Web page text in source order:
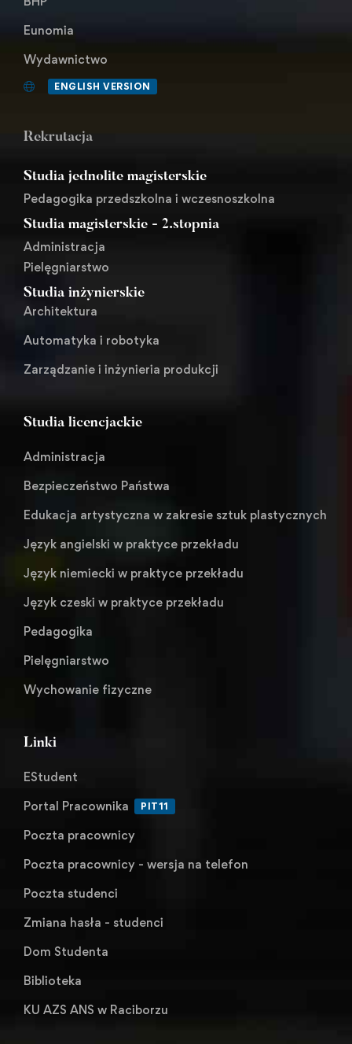
Eunomia
Wydawnictwo
ENGLISH VERSION
Rekrutacja
Studia jednolite magisterskie
Pedagogika przedszkolna i wczesnoszkolna
Studia magisterskie - 2.stopnia
Administracja
Pielęgniarstwo
Studia inżynierskie
Architektura
Automatyka i robotyka
Zarządzanie i inżynieria produkcji
Studia licencjackie
Administracja
Bezpieczeństwo Państwa
Edukacja artystyczna w zakresie sztuk plastycznych
Język angielski w praktyce przekładu
Język niemiecki w praktyce przekładu
Język czeski w praktyce przekładu
Pedagogika
Pielęgniarstwo
Wychowanie fizyczne
Linki
EStudent
Portal Pracownika
PIT11
Poczta pracownicy
Poczta pracownicy - wersja na telefon
Poczta studenci
Zmiana hasła - studenci
Dom Studenta
Biblioteka
KU AZS ANS w Raciborzu